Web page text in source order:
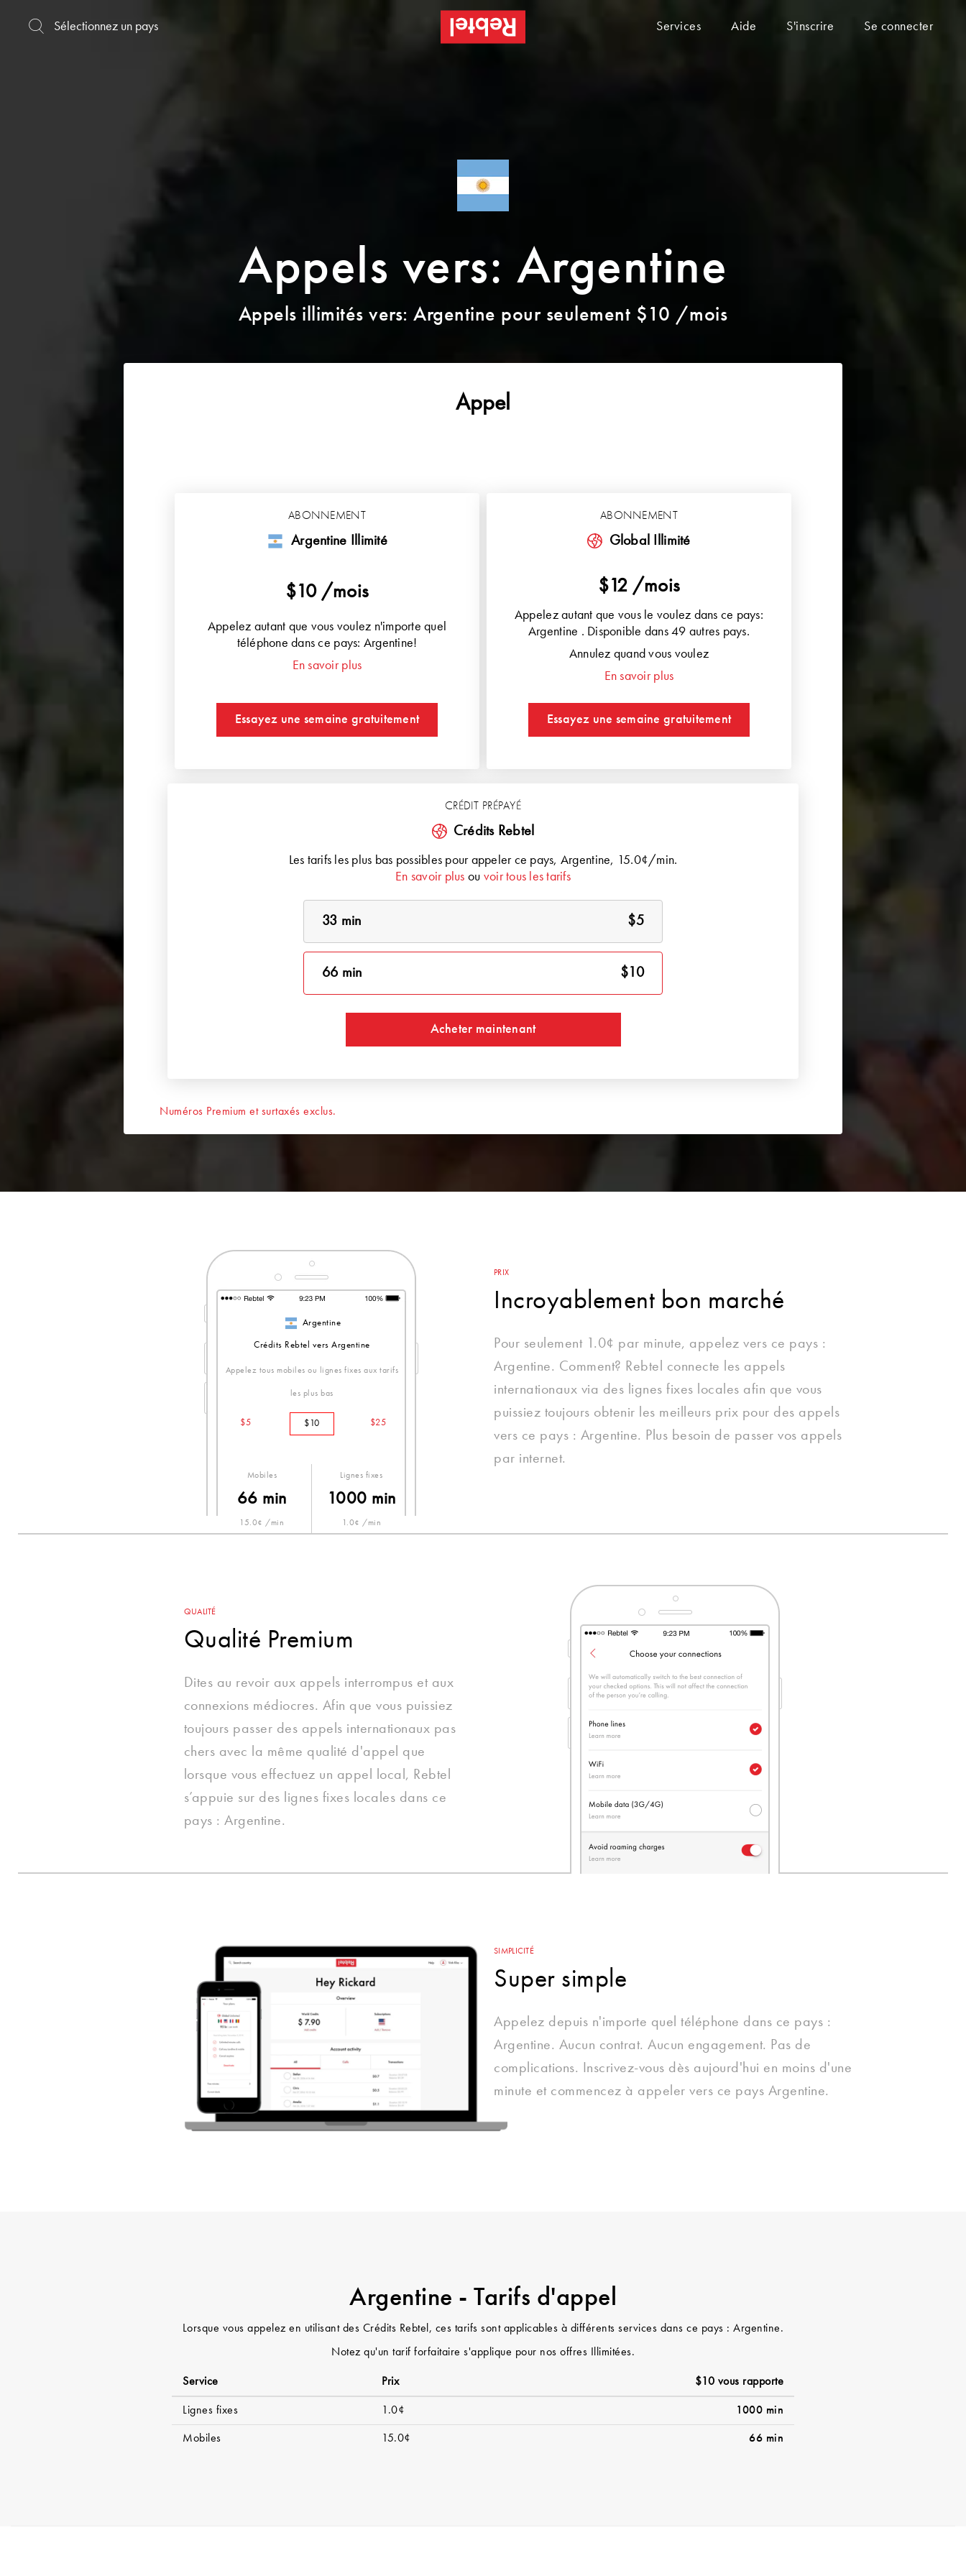
Services Aide S'inscrire Se connecter
Appels vers: Argentine
Appels illimités vers: Argentine pour seulement $10 /mois
Appel
ABONNEMENT
Argentine Illimité
$10 /mois
Appelez autant que vous voulez n'importe quel
téléphone dans ce pays: Argentine!
En savoir plus
Essayez une semaine gratuitement
ABONNEMENT
Global Illimité
$12 /mois
Appelez autant que vous le voulez dans ce pays:
Argentine . Disponible dans 49 autres pays.
Annulez quand vous voulez
En savoir plus
Essayez une semaine gratuitement
CRÉDIT PRÉPAYÉ
Crédits Rebtel
Les tarifs les plus bas possibles pour appeler ce pays, Argentine, 15.0¢/min.
En savoir plus ou voir tous les tarifs
33 min $5
66 min $10
Acheter maintenant
Numéros Premium et surtaxés exclus.
PRIX
Incroyablement bon marché
Pour seulement 1.0¢ par minute, appelez vers ce pays :
Argentine. Comment? Rebtel connecte les appels
internationaux via des lignes fixes locales afin que vous
puissiez toujours obtenir les meilleurs prix pour des appels
vers ce pays : Argentine. Plus besoin de passer vos appels
par internet.
Argentine
Crédits Rebtel vers Argentine
Appelez tous mobiles ou lignes fixes aux tarifs
les plus bas
$5 $10 $25
Mobiles
66 min
15.0¢ /min
Lignes fixes
1000 min
1.0¢ /min
QUALITÉ
Qualité Premium
Dites au revoir aux appels interrompus et aux
connexions médiocres. Afin que vous puissiez
toujours passer des appels internationaux pas
chers avec la même qualité d'appel que
lorsque vous effectuez un appel local, Rebtel
s’appuie sur des lignes fixes locales dans ce
pays : Argentine.
SIMPLICITÉ
Super simple
Appelez depuis n'importe quel téléphone dans ce pays :
Argentine. Aucun contrat. Aucun engagement. Pas de
complications. Inscrivez-vous dès aujourd'hui en moins d'une
minute et commencez à appeler vers ce pays Argentine.
Argentine - Tarifs d'appel
Lorsque vous appelez en utilisant des Crédits Rebtel, ces tarifs sont applicables à différents services dans ce pays : Argentine.
Notez qu'un tarif forfaitaire s'applique pour nos offres Illimitées.
Service Prix $10 vous rapporte
Lignes fixes 1.0¢ 1000 min
Mobiles 15.0¢ 66 min